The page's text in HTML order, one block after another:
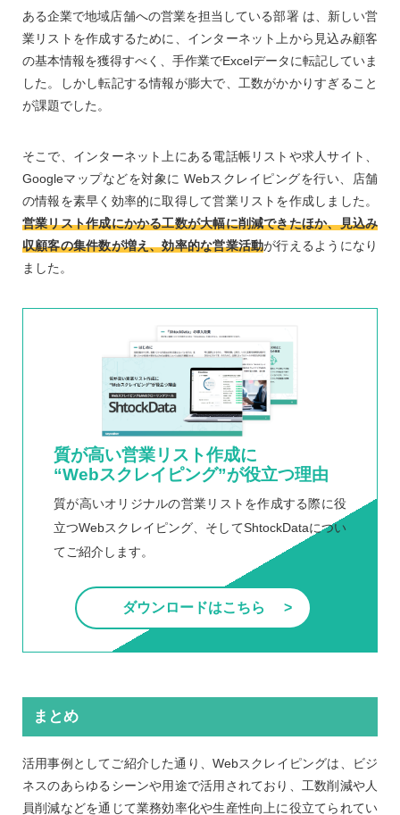
ある企業で地域店舗への営業を担当している部署 は、新しい営
業リストを作成するために、インターネット上から見込み顧客
の基本情報を獲得すべく、手作業でExcelデータに転記していま
した。しかし転記する情報が膨大で、工数がかかりすぎること
が課題でした。
そこで、インターネット上にある電話帳リストや求人サイト、
Googleマップなどを対象に Webスクレイピングを行い、店舗
の情報を素早く効率的に取得して営業リストを作成しました。
営業リスト作成にかかる工数が大幅に削減できたほか、見込み
収顧客の集件数が増え、効率的な営業活動が行えるようになり
ました。
質が高い営業リスト作成に
“Webスクレイピング”が役立つ理由
質が高いオリジナルの営業リストを作成する際に役
立つWebスクレイピング、そしてShtockDataについ
てご紹介します。
ダウンロードはこちら
まとめ
活用事例としてご紹介した通り、Webスクレイピングは、ビジ
ネスのあらゆるシーンや用途で活用されており、工数削減や人
員削減などを通じて業務効率化や生産性向上に役立てられてい